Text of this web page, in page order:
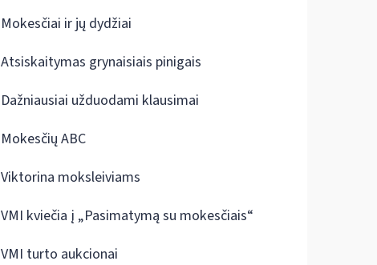
Mokesčiai ir jų dydžiai
Atsiskaitymas grynaisiais pinigais
Dažniausiai užduodami klausimai
Mokesčių ABC
Viktorina moksleiviams
VMI kviečia į „Pasimatymą su mokesčiais“
VMI turto aukcionai